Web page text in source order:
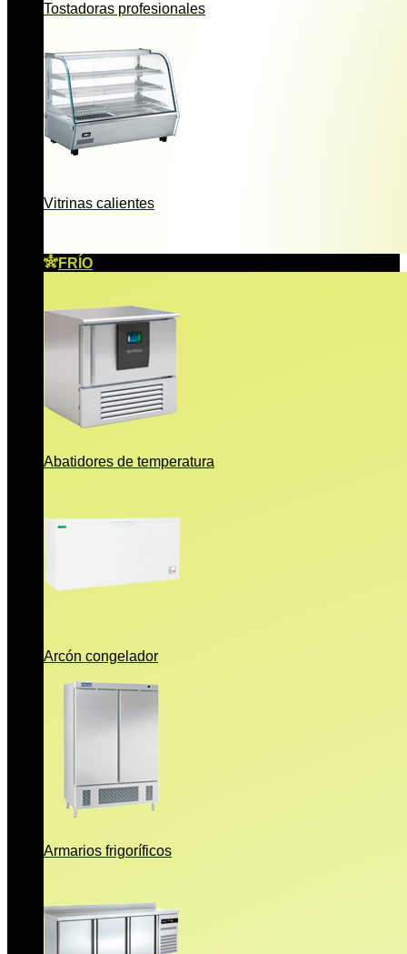
Tostadoras profesionales
Vitrinas calientes
FRÍO
Abatidores de temperatura
Arcón congelador
Armarios frigoríficos